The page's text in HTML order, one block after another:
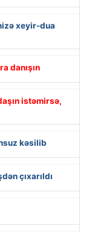
xeyir-dua
danışın
istəmirsə,
kəsilib
çıxarıldı